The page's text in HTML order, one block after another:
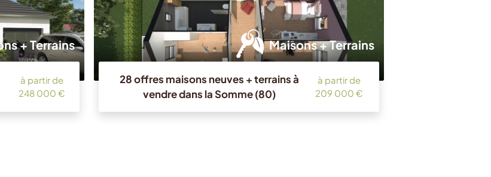
+ Terrains
à partir de
248 000 €
Maisons + Terrains
28 offres maisons neuves + terrains à
vendre dans la Somme (80)
à partir de
209 000 €